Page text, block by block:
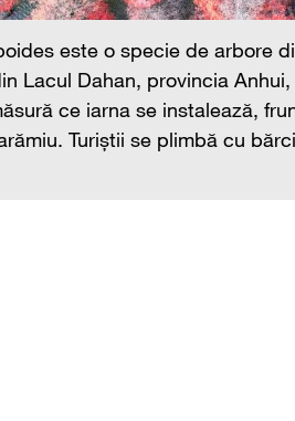
este o specie de arbore
Lacul Dahan, provincia
ce iarna se instalează,
Turiștii se plimbă cu